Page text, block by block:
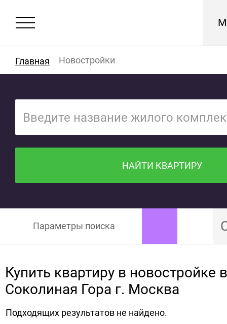
Главная Новостройки
НАЙТИ КВАРТИРУ
Параметры поиска
Купить квартиру в новостройке
Соколиная Гора г. Москва
Подходящих результатов не найдено.